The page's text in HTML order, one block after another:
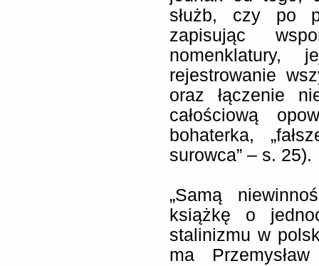
służb, czy po
zapisując
nomenklatury,
rejestrowanie
oraz łączenie
całościową
bohaterka,
surowca” – s. 25).
„Samą
książkę o
stalinizmu w
ma